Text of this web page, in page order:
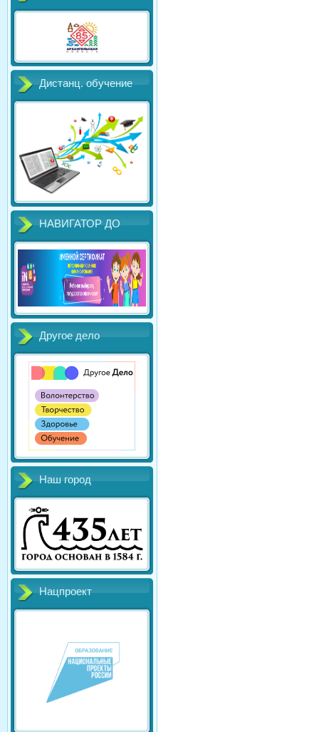
Дистанц. обучение
НАВИГАТОР ДО
Другое дело
Наш город
Нацпроект